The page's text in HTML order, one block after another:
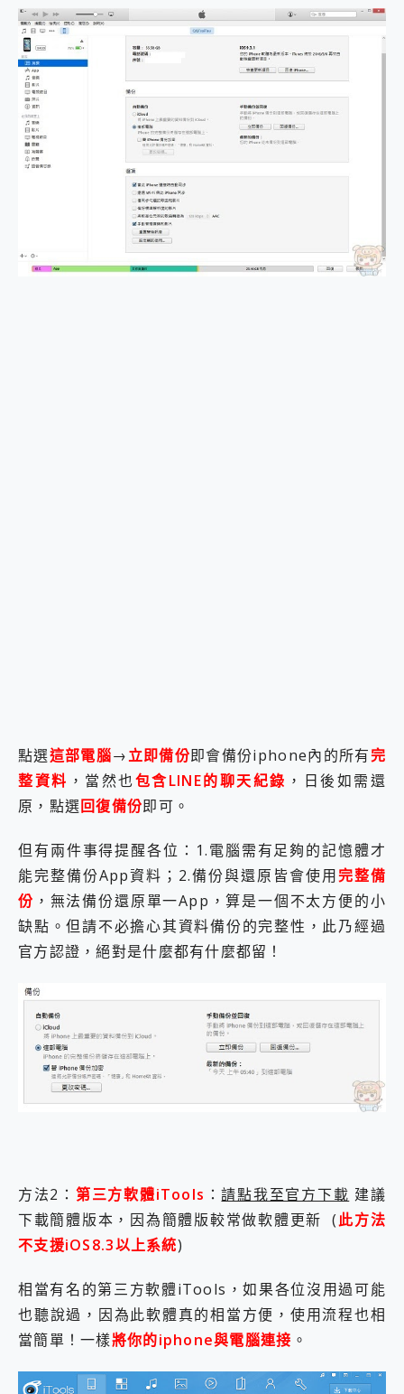
人像旗艦 vivo V30 系列 開箱 評測! 首搭蔡司光學鏡頭、攝影棚級柔光環、拍攝功能最好玩的美拍神機 vivo V30 Pro
多個願望一次滿足 超強散熱 微星 MSI Claw A1M-026TW 電競掌機 開箱 評測
榮耀 HONOR 600 Pro x MOLLY Limited Edition 限量版開賣，攜手味全龍進駐大巨蛋萬人盛典
點選這部電腦→立即備份即會備份iphone內的所有完
整資料 ，當然也包含LINE的聊天紀錄 ，日後如需還
原，點選回復備份即可。
但有兩件事得提醒各位：1.電腦需有足夠的記憶體才
能完整備份App資料；2.備份與還原皆會使用完整備
份 ，無法備份還原單一App，算是一個不太方便的小
缺點。但請不必擔心其資料備份的完整性，此乃經過
官方認證，絕對是什麼都有什麼都留！
方法2： 第三方軟體iTools ：請點我至官方下載 建議
下載簡體版本，因為簡體版較常做軟體更新 (此方法
不支援iOS8.3以上系統)
相當有名的第三方軟體iTools，如果各位沒用過可能
也聽說過，因為此軟體真的相當方便，使用流程也相
當簡單！一樣將你的iphone與電腦連接 。